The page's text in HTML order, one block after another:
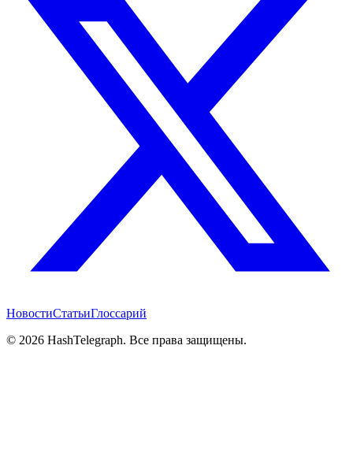
НовостиСтатьиГлоссарий
© 2026 HashTelegraph. Все права защищены.